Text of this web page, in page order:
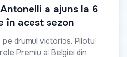
Antonelli a ajuns la 6
în acest sezon
pe drumul victorios. Pilotul
Premiu al Belgiei din